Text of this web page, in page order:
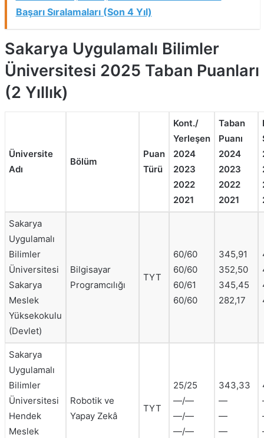
Başarı Sıralamaları (Son 4 Yıl)
Sakarya Uygulamalı Bilimler
Üniversitesi 2025 Taban Puanları
(2 Yıllık)
Üniversite
Adı
Bölüm
Puan
Türü
Kont./
Yerleşen
2024
2023
2022
2021
Taban
Puanı
2024
2023
2022
2021
Sakarya
Uygulamalı
Bilimler
Üniversitesi
Sakarya
Meslek
Yüksekokulu
(Devlet)
Bilgisayar
Programcılığı
TYT
60/60
60/60
60/61
60/60
345,91
352,50
345,45
282,17
Sakarya
Uygulamalı
Bilimler
Üniversitesi
Hendek
Meslek
Robotik ve
Yapay Zekâ
TYT
25/25
—/—
—/—
—/—
343,33
—
—
—